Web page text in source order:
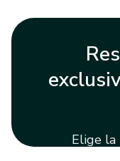
Elige la